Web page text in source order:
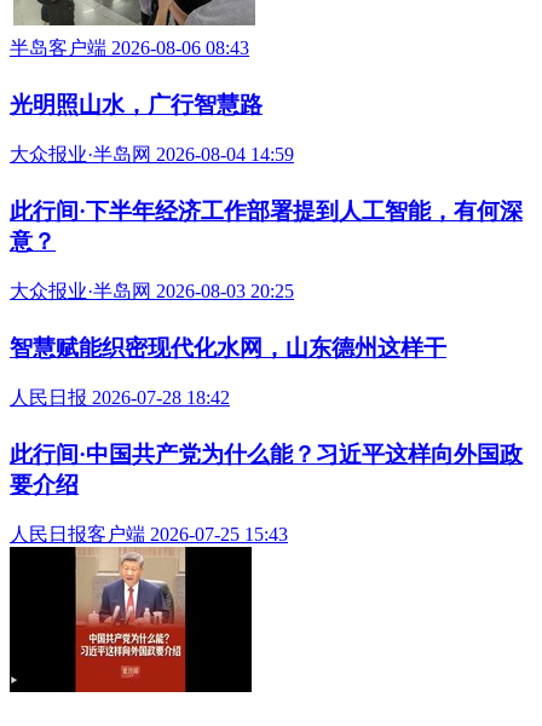
半岛客户端 2026-08-06 08:43
光明照山水，广行智慧路
大众报业·半岛网 2026-08-04 14:59
此行间·下半年经济工作部署提到人工智能，有何深
意？
大众报业·半岛网 2026-08-03 20:25
智慧赋能织密现代化水网，山东德州这样干
人民日报 2026-07-28 18:42
此行间·中国共产党为什么能？习近平这样向外国政
要介绍
人民日报客户端 2026-07-25 15:43